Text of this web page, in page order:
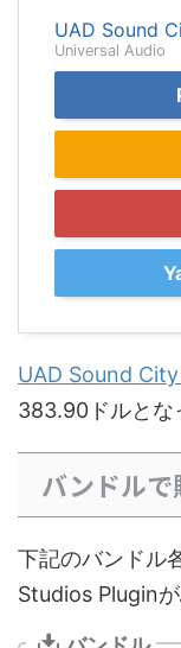
UAD Sound
Universal Audio
UAD Sound
383.90ドルとな
バンドルで
下記のバンドル
Studios Pluginが